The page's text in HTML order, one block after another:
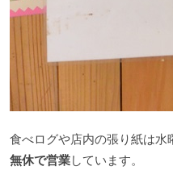
食べログや店内の張り紙は水
無休で営業しています。